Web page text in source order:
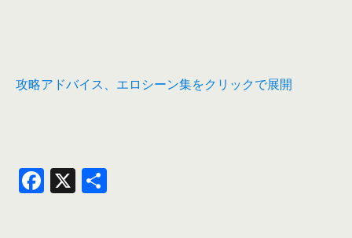
攻略アドバイス、エロシーン集をクリックで展開
F X